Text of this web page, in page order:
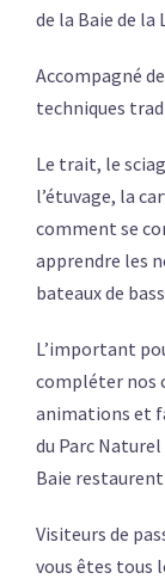
de la Baie de la
Accompagné
techniques
Le trait, le
l’étuvage, la
comment se
apprendre les
bateaux de
L’important
compléter nos
animations et
du Parc Naturel
Baie
Visiteurs de
vous êtes tous